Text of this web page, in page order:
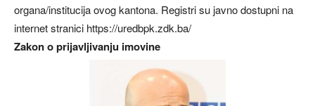
organa/institucija ovog kantona. Registri su javno dostupni na
internet stranici https://uredbpk.zdk.ba/
Zakon o prijavljivanju imovine